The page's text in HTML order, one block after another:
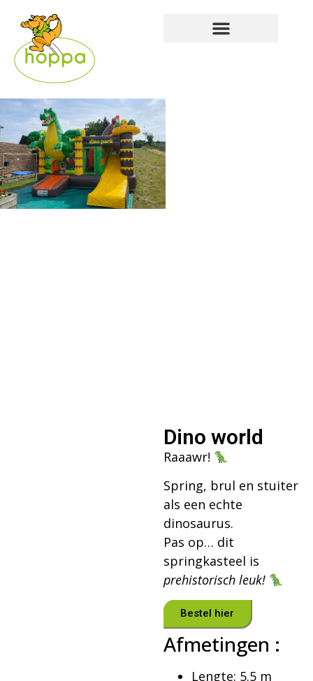
Dino world
Raaawr!
Spring, brul en stuiter
als een echte
dinosaurus.
Pas op… dit
springkasteel is
prehistorisch leuk!
Bestel hier
Afmetingen :
Lengte: 5.5 m